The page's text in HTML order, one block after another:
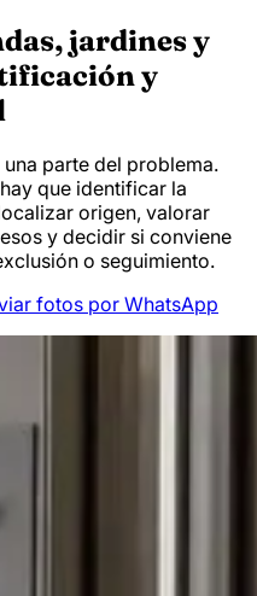
jardines y
y
parte del problema.
que identificar la
origen, valorar
y decidir si conviene
o seguimiento.
fotos por WhatsApp